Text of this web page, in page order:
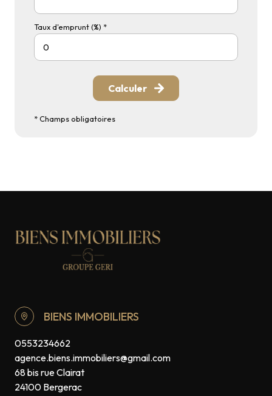
Taux d'emprunt (%) *
Calculer
* Champs obligatoires
BIENS IMMOBILIERS
0553234662
agence.biens.immobiliers@gmail.com
68 bis rue Clairat
24100 Bergerac